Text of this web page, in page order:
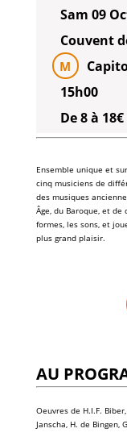
Sam 09
Couvent
M
15h00
De 8 à 18€
Ensemble unique et
cinq musiciens de
des musiques
Âge, du Baroque, et
formes, les sons, et
plus grand plaisir.
AU
Oeuvres de H.I.F.
Janscha, H. de Bingen,